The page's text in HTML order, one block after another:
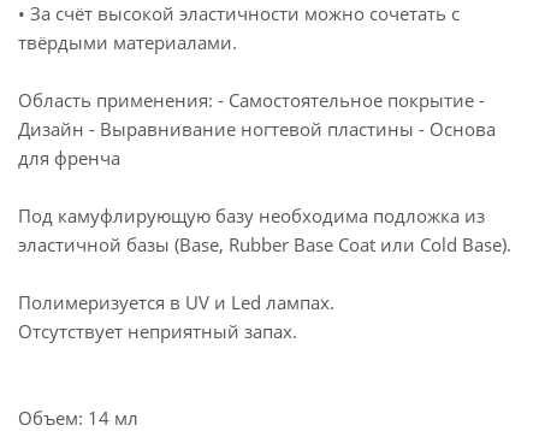
• За счёт высокой эластичности можно сочетать с
твёрдыми материалами.
Область применения: - Самостоятельное покрытие -
Дизайн - Выравнивание ногтевой пластины - Основа
для френча
Под камуфлирующую базу необходима подложка из
эластичной базы (Base, Rubber Base Coat или Cold Base).
Полимеризуется в UV и Led лампах.
Отсутствует неприятный запах.
Объем: 14 мл